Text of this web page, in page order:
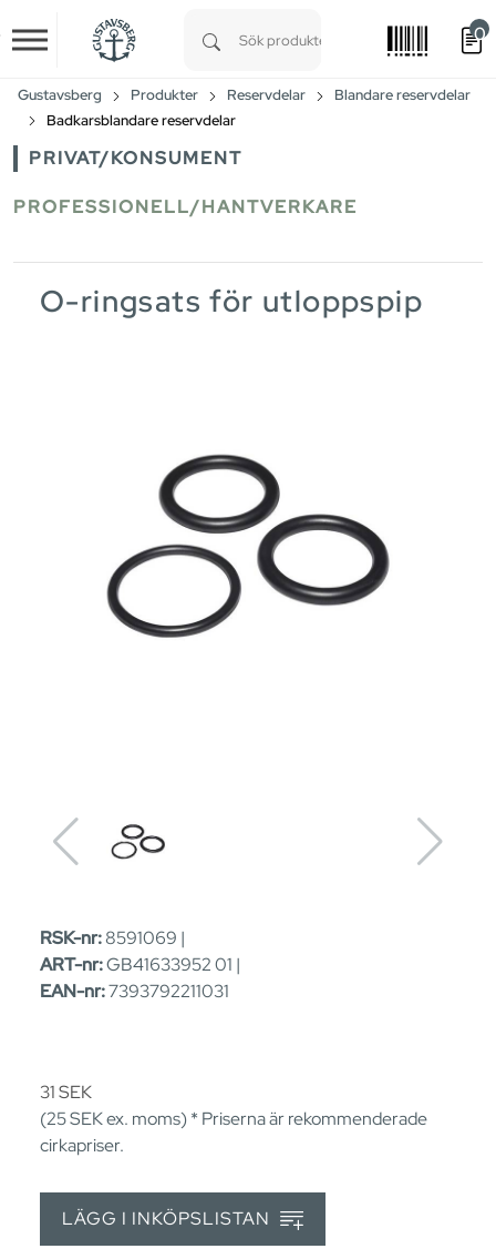
Skip to main content
0
Gustavsberg Produkter Reservdelar
Blandare reservdelar
Badkarsblandare reservdelar
PRIVAT/KONSUMENT
PROFESSIONELL/HANTVERKARE
O-ringsats för utloppspip
RSK-nr:8591069 |
ART-nr:GB41633952 01 |
EAN-nr:7393792211031
31SEK
(25SEKex. moms) * Priserna är rekommenderade
cirkapriser.
LÄGG I INKÖPSLISTAN